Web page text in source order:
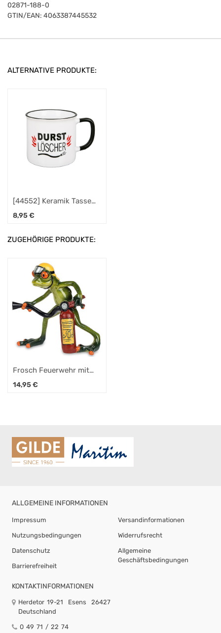
02871-188-0
GTIN/EAN: 4063387445532
ALTERNATIVE PRODUKTE:
[44552] Keramik Tasse
"Durstlöscher"
8,95€
ZUGEHÖRIGE PRODUKTE:
Frosch Feuerwehr mit
Feuerlöscher
14,95€
ALLGEMEINE INFORMATIONEN
Impressum
Nutzungsbedingungen
Datenschutz
Barrierefreiheit
Versandinformationen
Widerrufsrecht
Allgemeine
Geschäftsbedingungen
KONTAKTINFORMATIONEN
Herdetor 19-21 Esens
26427
Deutschland
0 49 71 / 22 74